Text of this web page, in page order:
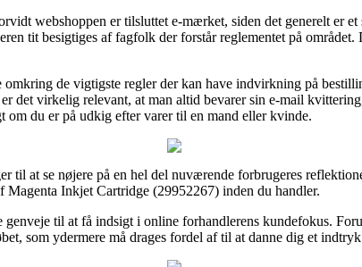
webshoppen er tilsluttet e-mærket, siden det generelt er
tit besigtiges af fagfolk der forstår reglementet på
de vigtigste regler der kan have indvirkning på
det virkelig relevant, at man altid bevarer sin e-mail
du er på udkig efter varer til en mand eller kvinde.
til at se nøjere på en hel del nuværende forbrugeres
Inkjet Cartridge (29952267) inden du handler.
til at få indsigt i online forhandlerens kundefokus.
som ydermere må drages fordel af til at danne dig et